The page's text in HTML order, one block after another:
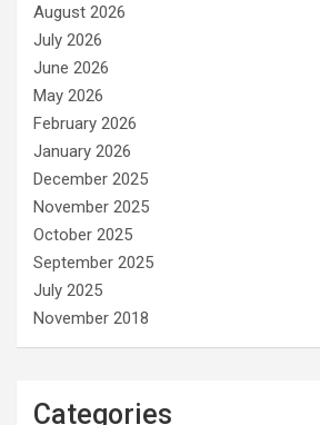
August 2026
July 2026
June 2026
May 2026
February 2026
January 2026
December 2025
November 2025
October 2025
September 2025
July 2025
November 2018
Categories